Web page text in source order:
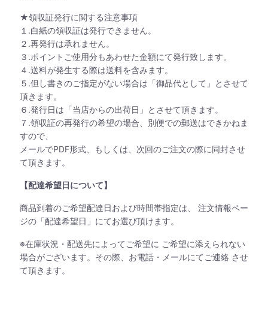
★領収証発行に関する注意事項
１.白紙の領収証は発行できません。
２.再発行は承れません。
３.ポイントご使用分もあわせた金額にて発行致します。
４.送料が発生する際は送料を含みます。
５.但し書きのご指定がない場合は「御品代として」とさせて
頂きます。
６.発行日は「当店からの出荷日」とさせて頂きます。
７.領収証の再発行の希望の場合、別便での郵送はできかねま
すので、
メールでPDF形式、もしくは、次回のご注文の際に同封させ
て頂きます。
【配達希望日について】
商品到着のご希望配達日および時間帯指定は、 注文情報ペー
ジの「配達希望日」にてお選び頂けます。
※在庫状況・配送先によってご希望に ご希望に添えられない
場合がございます。その際、お電話・メールにてご連絡 させ
て頂きます。